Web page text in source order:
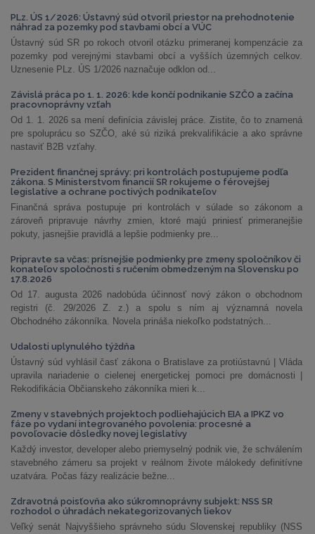
PLz. ÚS 1/2026: Ústavný súd otvoril priestor na prehodnotenie
náhrad za pozemky pod stavbami obcí a VÚC
Ústavný súd SR po rokoch otvoril otázku primeranej kompenzácie za
pozemky pod verejnými stavbami obcí a vyšších územných celkov.
Uznesenie PLz. ÚS 1/2026 naznačuje odklon od...
Závislá práca po 1. 1. 2026: kde končí podnikanie SZČO a začína
pracovnoprávny vzťah
Od 1. 1. 2026 sa mení definícia závislej práce. Zistite, čo to znamená
pre spoluprácu so SZČO, aké sú riziká prekvalifikácie a ako správne
nastaviť B2B vzťahy.
Prezident finančnej správy: pri kontrolách postupujeme podľa
zákona. S Ministerstvom financií SR rokujeme o férovejšej
legislatíve a ochrane poctivých podnikateľov
Finančná správa postupuje pri kontrolách v súlade so zákonom a
zároveň pripravuje návrhy zmien, ktoré majú priniesť primeranejšie
pokuty, jasnejšie pravidlá a lepšie podmienky pre...
Pripravte sa včas: prísnejšie podmienky pre zmeny spoločníkov či
konateľov spoločnosti s ručením obmedzeným na Slovensku po
17.8.2026
Od 17. augusta 2026 nadobúda účinnosť nový zákon o obchodnom
registri (č. 29/2026 Z. z.) a spolu s ním aj významná novela
Obchodného zákonníka. Novela prináša niekoľko podstatných...
Udalosti uplynulého týždňa
Ústavný súd vyhlásil časť zákona o Bratislave za protiústavnú | Vláda
upravila nariadenie o cielenej energetickej pomoci pre domácnosti |
Rekodifikácia Občianskeho zákonníka mieri k...
Zmeny v stavebných projektoch podliehajúcich EIA a IPKZ vo
fáze po vydaní integrovaného povolenia: procesné a
povoľovacie dôsledky novej legislatívy
Každý investor, developer alebo priemyselný podnik vie, že schválením
stavebného zámeru sa projekt v reálnom živote málokedy definitívne
uzatvára. Počas fázy realizácie bežne...
Zdravotná poisťovňa ako súkromnoprávny subjekt: NSS SR
rozhodol o úhradách nekategorizovaných liekov
Veľký senát Najvyššieho správneho súdu Slovenskej republiky (NSS